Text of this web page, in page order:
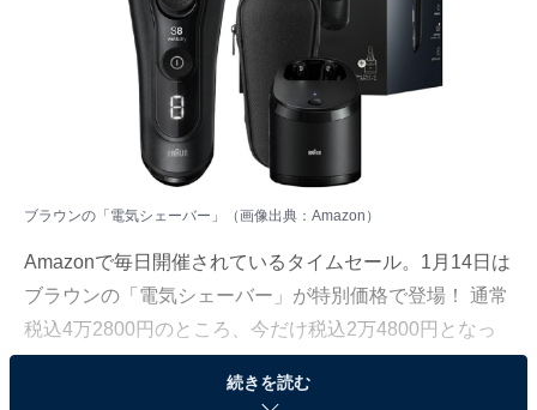
ブラウンの「電気シェーバー」（画像出典：Amazon）
Amazonで毎日開催されているタイムセール。1月14日は
ブラウンの「電気シェーバー」が特別価格で登場！ 通常
税込4万2800円のところ、今だけ税込2万4800円となっ
続きを読む